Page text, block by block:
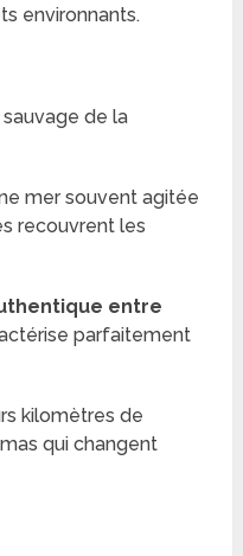
environnants.
de la
mer souvent agitée
recouvrent les
entre
parfaitement
kilomètres de
qui changent